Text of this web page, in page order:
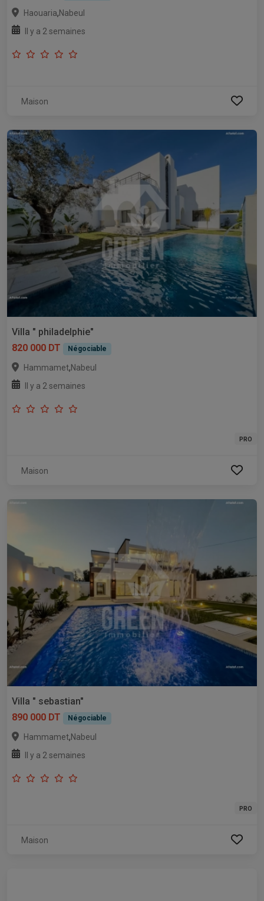
Haouaria,Nabeul
Il y a 2 semaines
Maison
Villa " philadelphie"
820 000 DT
Négociable
Hammamet,Nabeul
Il y a 2 semaines
PRO
Maison
Villa " sebastian"
890 000 DT
Négociable
Hammamet,Nabeul
Il y a 2 semaines
PRO
Maison